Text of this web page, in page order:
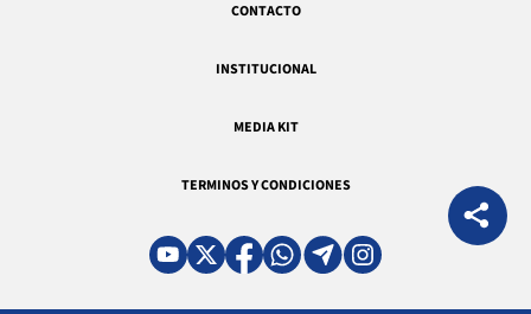
CONTACTO
INSTITUCIONAL
MEDIA KIT
TERMINOS Y CONDICIONES